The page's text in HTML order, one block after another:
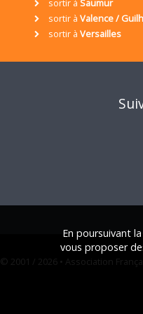
sortir à Saumur
sortir à Valence /
sortir à Versailles
© 2001 / 2026 • Association
En poursuivant
vous proposer